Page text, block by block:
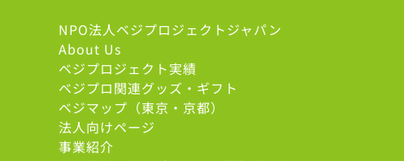
NPO法人ベジプロジェクトジャパン
About Us
ベジプロジェクト実績
ベジプロ関連グッズ・ギフト
ベジマップ（東京・京都）
法人向けページ
事業紹介